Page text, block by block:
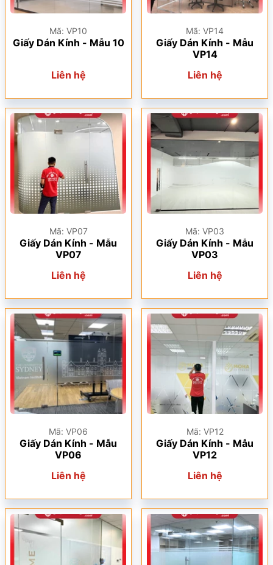
Mã: VP10
Giấy Dán Kính - Mẫu 10
Liên hệ
Mã: VP14
Giấy Dán Kính - Mẫu
VP14
Liên hệ
Mã: VP07
Giấy Dán Kính - Mẫu
VP07
Liên hệ
Mã: VP03
Giấy Dán Kính - Mẫu
VP03
Liên hệ
Mã: VP06
Giấy Dán Kính - Mẫu
VP06
Liên hệ
Mã: VP12
Giấy Dán Kính - Mẫu
VP12
Liên hệ